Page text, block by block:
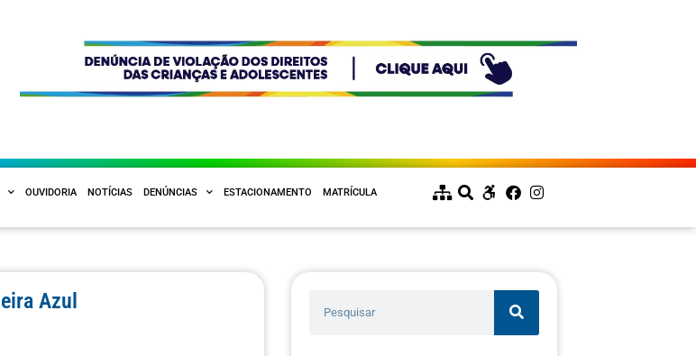
OUVIDORIA NOTÍCIAS DENÚNCIAS ESTACIONAMENTO MATRÍCULA
Azul